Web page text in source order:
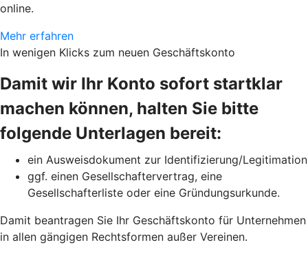
online.
Mehr erfahren
In wenigen Klicks zum neuen Geschäftskonto
Damit wir Ihr Konto sofort startklar
machen können, halten Sie bitte
folgende Unterlagen bereit:
ein Ausweisdokument zur Identifizierung/Legitimation
ggf. einen Gesellschaftervertrag, eine
Gesellschafterliste oder eine Gründungsurkunde.
Damit beantragen Sie Ihr Geschäftskonto für Unternehmen
in allen gängigen Rechtsformen außer Vereinen.